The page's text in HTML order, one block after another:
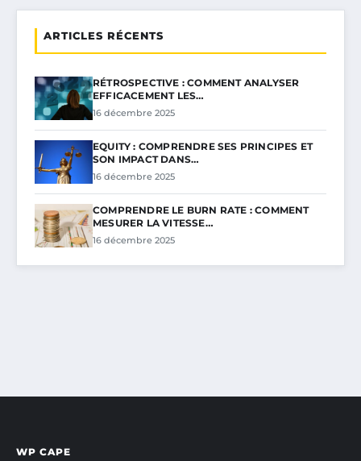
ARTICLES RÉCENTS
RÉTROSPECTIVE : COMMENT ANALYSER
EFFICACEMENT LES…
16 décembre 2025
EQUITY : COMPRENDRE SES PRINCIPES ET
SON IMPACT DANS…
16 décembre 2025
COMPRENDRE LE BURN RATE : COMMENT
MESURER LA VITESSE…
16 décembre 2025
WP CAPE